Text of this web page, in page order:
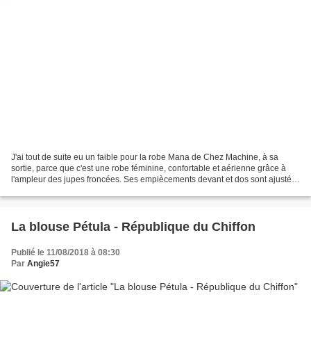
J'ai tout de suite eu un faible pour la robe Mana de Chez Machine, à sa
sortie, parce que c'est une robe féminine, confortable et aérienne grâce à
l'ampleur des jupes froncées. Ses empiècements devant et dos sont ajustés
La blouse Pétula - République du Chiffon
Publié le 11/08/2018 à 08:30
Par Angie57